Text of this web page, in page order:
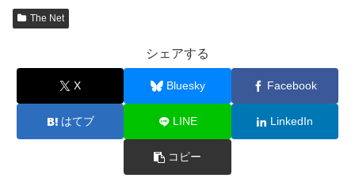
The Net
シェアする
X Bluesky Facebook
はてブ LINE LinkedIn
コピー